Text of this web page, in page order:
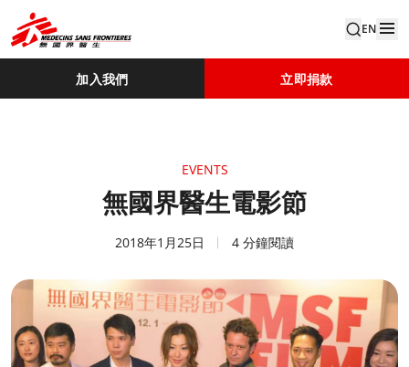
EN
加入我們 立即捐款
EVENTS
無國界醫生電影節​
2018年1月25日 4 分鐘閱讀